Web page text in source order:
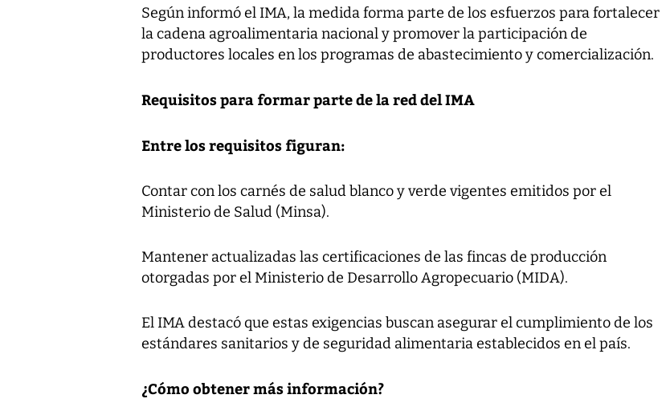
Según informó el IMA, la medida forma parte de los esfuerzos para fortalecer
la cadena agroalimentaria nacional y promover la participación de
productores locales en los programas de abastecimiento y comercialización.
Requisitos para formar parte de la red del IMA
Entre los requisitos figuran:
Contar con los carnés de salud blanco y verde vigentes emitidos por el
Ministerio de Salud (Minsa).
Mantener actualizadas las certificaciones de las fincas de producción
otorgadas por el Ministerio de Desarrollo Agropecuario (MIDA).
El IMA destacó que estas exigencias buscan asegurar el cumplimiento de los
estándares sanitarios y de seguridad alimentaria establecidos en el país.
¿Cómo obtener más información?